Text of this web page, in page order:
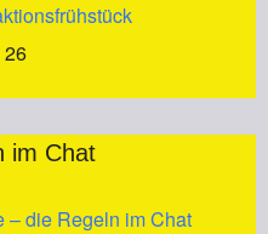
26
im Chat
– die Regeln im Chat